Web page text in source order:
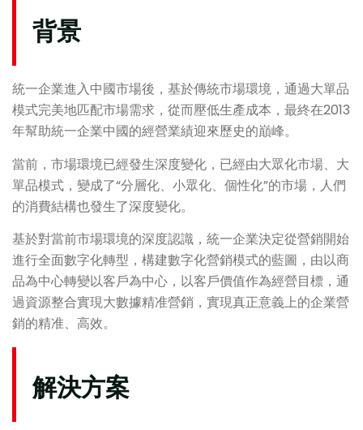
背景
統一企業進入中國市場後，基於傳統市場環境，通過大單品
模式完美地匹配市場需求，從而壓低生產成本，最終在2013
年幫助統一企業中國的經營業績迎來歷史的巔峰。
當前，市場環境已經發生深度變化，已經由大眾化市場、大
單品模式，變成了“分層化、小眾化、個性化”的市場，人們
的消費結構也發生了深度變化。
基於對當前市場環境的深度認識，統一企業決定從營銷開始
進行全面數字化轉型，構建數字化營銷模式的藍圖，由以商
品為中心轉變以客戶為中心，以客戶價值作為經營目標，通
過資源整合實現大數據精准營銷，實現真正意義上的企業營
銷的精准、高效。
解決方案